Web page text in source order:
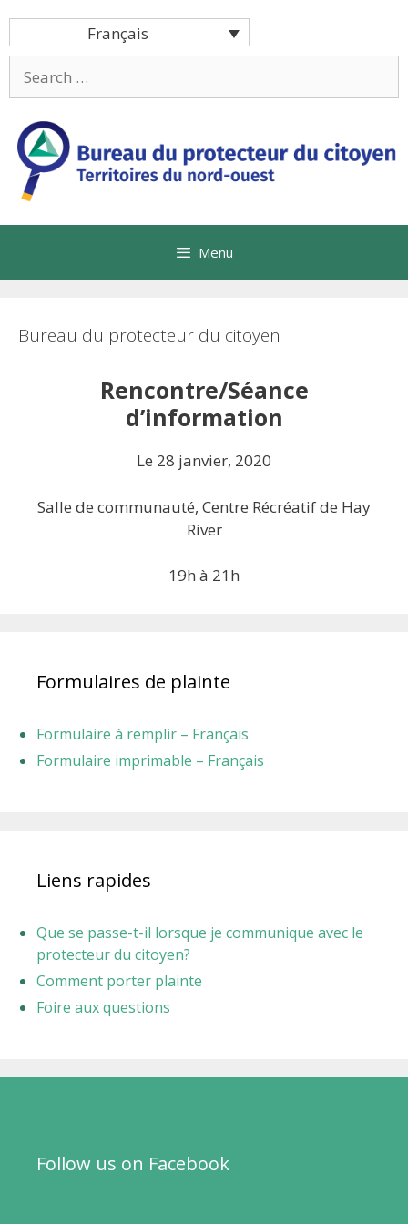
content
Français
for:
Menu
Bureau du protecteur du citoyen
Rencontre/Séance
d’information
Le 28 janvier, 2020
Salle de communauté, Centre Récréatif de Hay
River
19h à 21h
Formulaires de plainte
Formulaire à remplir – Français
Formulaire imprimable – Français
Liens rapides
Que se passe-t-il lorsque je communique avec le
protecteur du citoyen?
Comment porter plainte
Foire aux questions
Follow us on Facebook